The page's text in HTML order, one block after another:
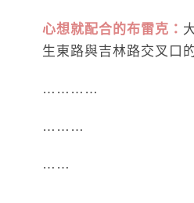
心想就配合的布雷克：
生東路與吉林路交叉口
…………
………
……